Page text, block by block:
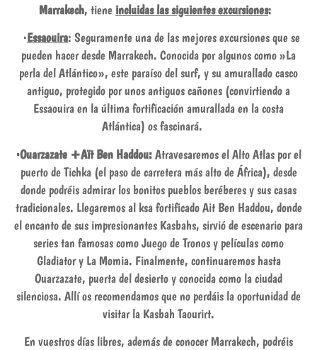
Marrakech, tiene incluidas las siguientes excursiones:
·Essaouira: Seguramente una de las mejores excursiones que se
pueden hacer desde Marrakech. Conocida por algunos como »La
perla del Atlántico», este paraíso del surf, y su amurallado casco
antiguo, protegido por unos antiguos cañones (convirtiendo a
Essaouira en la última fortificación amurallada en la costa
Atlántica) os fascinará.
·Ouarzazate +Aït Ben Haddou:Atravesaremos el Alto Atlas por el
puerto de Tichka (el paso de carretera más alto de África), desde
donde podréis admirar los bonitos pueblos beréberes y sus casas
tradicionales. Llegaremos al ksa fortificado Ait Ben Haddou, donde
el encanto de sus impresionantes Kasbahs, sirvió de escenario para
series tan famosas como Juego de Tronos y películas como
Gladiator y La Momia. Finalmente, continuaremos hasta
Ouarzazate, puerta del desierto y conocida como la ciudad
silenciosa. Allí os recomendamos que no perdáis la oportunidad de
visitar la Kasbah Taourirt.
En vuestros días libres, además de conocer Marrakech, podréis